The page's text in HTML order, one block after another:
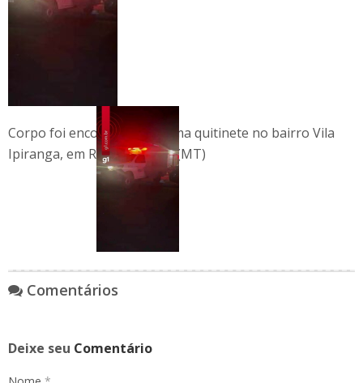
Corpo foi encontrado em uma quitinete no bairro Vila
Ipiranga, em Rondonópolis (MT)
Comentários
Deixe seu Comentário